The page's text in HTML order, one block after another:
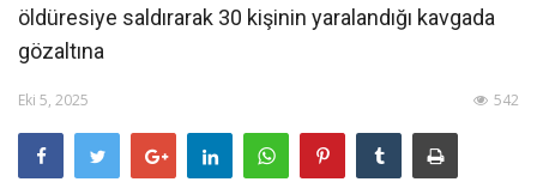
SAĞLIK
SİYASET
KÜNYE
MALATYA
öldüresiye saldırarak 30 kişinin yaralandığı kavgada
gözaltına
Eki 5, 2025 542